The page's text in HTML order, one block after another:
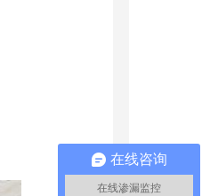
在线咨询
在线渗漏监控